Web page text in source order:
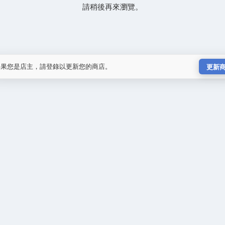
請稍後再來瀏覽。
您是店主，請登錄以更新您的商店。 更新